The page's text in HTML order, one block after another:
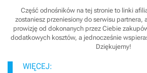
Część odnośników na tej stronie to linki
zostaniesz przeniesiony do serwisu partnera,
prowizję od dokonanych przez Ciebie
dodatkowych kosztów, a jednocześnie
Dziękujemy!
WIĘCEJ: